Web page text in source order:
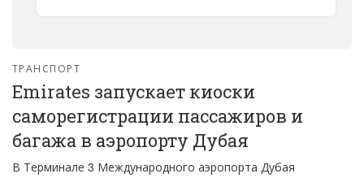
ТРАНСПОРТ
Emirates запускает киоски
саморегистрации пассажиров и
багажа в аэропорту Дубая
В Терминале 3 Международного аэропорта Дубая